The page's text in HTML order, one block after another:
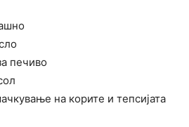
печиво
на корите и тепсијата